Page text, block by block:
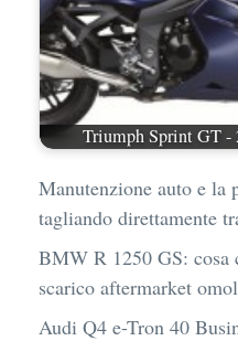
Triumph Sprint GT -
Manutenzione auto e
tagliando direttamente
BMW R 1250 GS: cosa
scarico aftermarket
Audi Q4 e-Tron 40